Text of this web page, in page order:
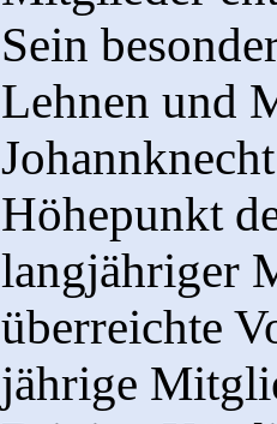
Sein
Lehnen und
Höhepunkt
langjähriger
überreichte
jährige